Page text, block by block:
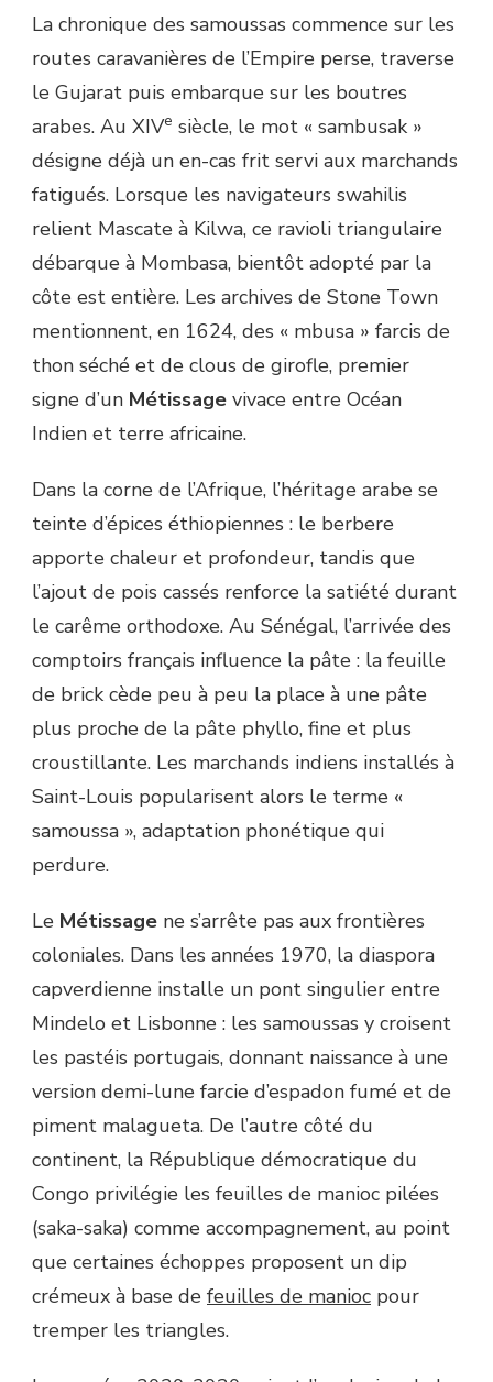
La chronique des samoussas commence sur les
routes caravanières de l’Empire perse, traverse
le Gujarat puis embarque sur les boutres
arabes. Au XIVe siècle, le mot « sambusak »
désigne déjà un en-cas frit servi aux marchands
fatigués. Lorsque les navigateurs swahilis
relient Mascate à Kilwa, ce ravioli triangulaire
débarque à Mombasa, bientôt adopté par la
côte est entière. Les archives de Stone Town
mentionnent, en 1624, des « mbusa » farcis de
thon séché et de clous de girofle, premier
signe d’un Métissage vivace entre Océan
Indien et terre africaine.
Dans la corne de l’Afrique, l’héritage arabe se
teinte d’épices éthiopiennes : le berbere
apporte chaleur et profondeur, tandis que
l’ajout de pois cassés renforce la satiété durant
le carême orthodoxe. Au Sénégal, l’arrivée des
comptoirs français influence la pâte : la feuille
de brick cède peu à peu la place à une pâte
plus proche de la pâte phyllo, fine et plus
croustillante. Les marchands indiens installés à
Saint-Louis popularisent alors le terme «
samoussa », adaptation phonétique qui
perdure.
Le Métissage ne s’arrête pas aux frontières
coloniales. Dans les années 1970, la diaspora
capverdienne installe un pont singulier entre
Mindelo et Lisbonne : les samoussas y croisent
les pastéis portugais, donnant naissance à une
version demi-lune farcie d’espadon fumé et de
piment malagueta. De l’autre côté du
continent, la République démocratique du
Congo privilégie les feuilles de manioc pilées
(saka-saka) comme accompagnement, au point
que certaines échoppes proposent un dip
crémeux à base de feuilles de manioc pour
tremper les triangles.